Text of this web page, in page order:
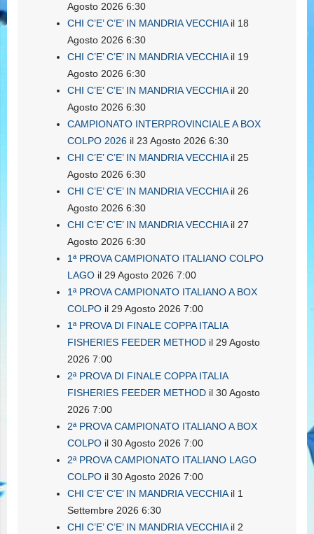
Agosto 2026 6:30
CHI C’E’ C’E’ IN MANDRIA VECCHIAil 18
Agosto 2026 6:30
CHI C’E’ C’E’ IN MANDRIA VECCHIAil 19
Agosto 2026 6:30
CHI C’E’ C’E’ IN MANDRIA VECCHIAil 20
Agosto 2026 6:30
CAMPIONATO INTERPROVINCIALE A BOX
COLPO 2026 il 23 Agosto 2026 6:30
CHI C’E’ C’E’ IN MANDRIA VECCHIAil 25
Agosto 2026 6:30
CHI C’E’ C’E’ IN MANDRIA VECCHIAil 26
Agosto 2026 6:30
CHI C’E’ C’E’ IN MANDRIA VECCHIAil 27
Agosto 2026 6:30
1ª PROVA CAMPIONATO ITALIANO COLPO
LAGO il 29 Agosto 2026 7:00
1ª PROVA CAMPIONATO ITALIANO A BOX
COLPO il 29 Agosto 2026 7:00
1ª PROVA DI FINALE COPPA ITALIA
FISHERIES FEEDER METHOD il 29 Agosto
2026 7:00
2ª PROVA DI FINALE COPPA ITALIA
FISHERIES FEEDER METHOD il 30 Agosto
2026 7:00
2ª PROVA CAMPIONATO ITALIANO A BOX
COLPO il 30 Agosto 2026 7:00
2ª PROVA CAMPIONATO ITALIANO LAGO
COLPO il 30 Agosto 2026 7:00
CHI C’E’ C’E’ IN MANDRIA VECCHIAil 1
Settembre 2026 6:30
CHI C’E’ C’E’ IN MANDRIA VECCHIAil 2